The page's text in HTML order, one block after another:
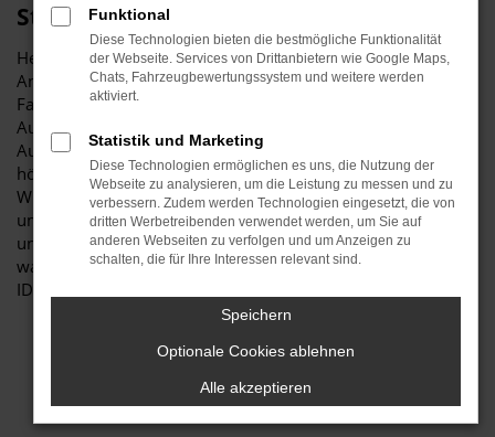
Stiglmayr
Herzlich willkommen bei Autohaus Stiglmayr – Ihre erste
Anlaufstelle für exzellente VW ID.4 Gebrauchtwagen
Fahrzeuge für Freising und Umgebung! Unser renommiertes
Autohaus ist stolz darauf, Ihnen eine herausragende
Auswahl an VW ID.4 Gebrauchtwagen zu präsentieren, die
höchste Standards in Sachen Qualität und Leistung erfüllen.
Wir sind seit Jahren Ihr vertrauenswürdiger Partner, wenn es
um erstklassige Automobile geht. Erfahren Sie mehr über
unsere beeindruckende VW ID.4 Gebrauchtwagen Flotte und
warum Autohaus Stiglmayr die bevorzugte Adresse für VW
ID.4 Gebrauchtwagen Liebhaber ist.
Funktional
Diese Technologien bieten die bestmögliche Funktionalität
der Webseite. Services von Drittanbietern wie Google Maps,
Chats, Fahrzeugbewertungssystem und weitere werden
aktiviert.
Statistik und Marketing
Diese Technologien ermöglichen es uns, die Nutzung der
Webseite zu analysieren, um die Leistung zu messen und zu
verbessern. Zudem werden Technologien eingesetzt, die von
dritten Werbetreibenden verwendet werden, um Sie auf
anderen Webseiten zu verfolgen und um Anzeigen zu
schalten, die für Ihre Interessen relevant sind.
Speichern
Optionale Cookies ablehnen
Alle akzeptieren